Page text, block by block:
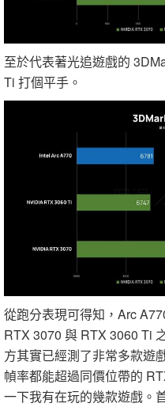
至於代表著光追遊戲的
Ti 打個平手。
從跑分表現可得知，Arc
RTX 3070 與 RTX 3060 Ti
方其實已經測了非常多款遊
幀率都能超過同價位帶的
一下我有在玩的幾款遊戲。